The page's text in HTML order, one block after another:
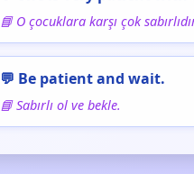
📘 O çocuklara karşı çok
💬 Be patient and wait.
📘 Sabırlı ol ve bekle.